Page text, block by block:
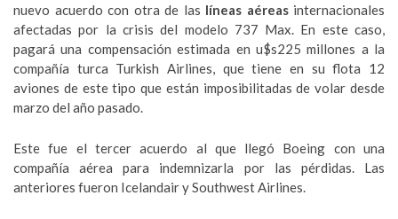
nuevo acuerdo con otra de las líneas aéreasinternacionales
afectadas por la crisis del modelo 737 Max. En este caso,
pagará una compensación estimada en u$s225 millones a la
compañía turca Turkish Airlines, que tiene en su flota 12
aviones de este tipo que están imposibilitadas de volar desde
marzo del año pasado.
Este fue el tercer acuerdo al que llegó Boeing con una
compañía aérea para indemnizarla por las pérdidas. Las
anteriores fueron Icelandair y Southwest Airlines.